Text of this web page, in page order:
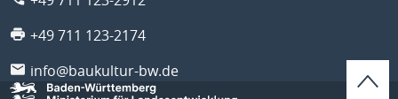
+49 711 123-2174
info@baukultur-bw.de